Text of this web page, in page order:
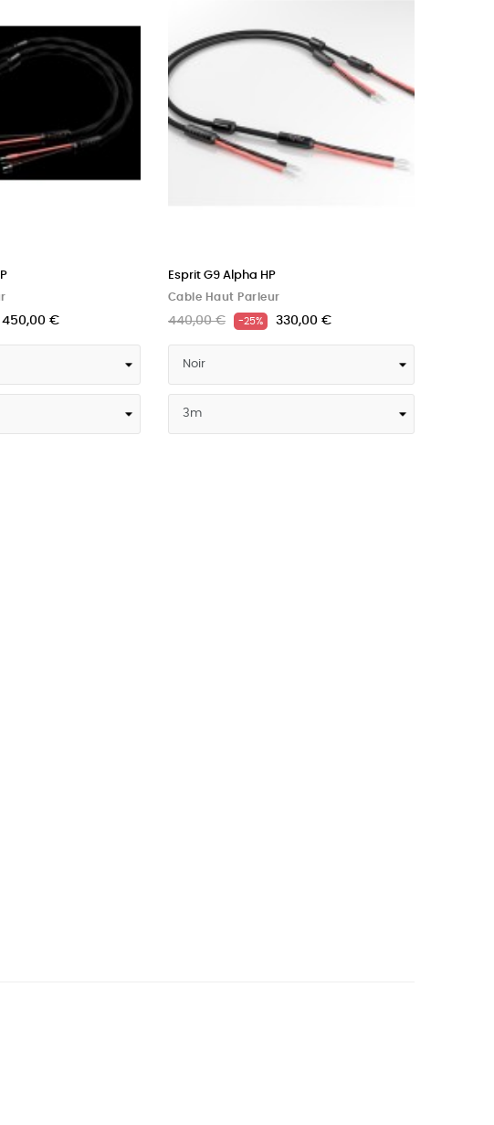
450,00 €
Esprit G9 Alpha HP
Cable Haut Parleur
440,00 € -25% 330,00 €